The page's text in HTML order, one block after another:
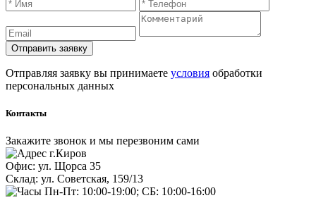
Отправляя заявку вы принимаете условия обработки
персональных данных
Контакты
Закажите звонок и мы перезвоним сами
г.Киров
Офис: ул. Щорса 35
Склад: ул. Советская, 159/13
Пн-Пт: 10:00-19:00; СБ: 10:00-16:00